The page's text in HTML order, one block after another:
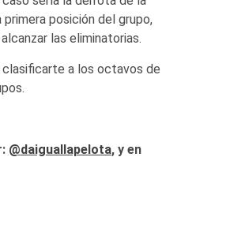
primera posición del grupo,
las eliminatorias.
clasificarte a los octavos de
@daiguallapelota, y en